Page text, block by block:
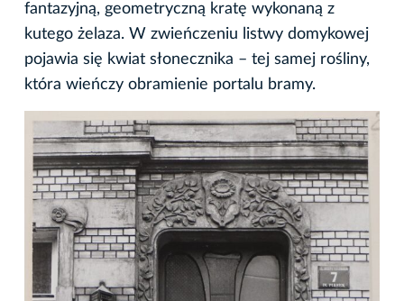
fantazyjną, geometryczną kratę wykonaną z
kutego żelaza. W zwieńczeniu listwy domykowej
pojawia się kwiat słonecznika – tej samej rośliny,
która wieńczy obramienie portalu bramy.